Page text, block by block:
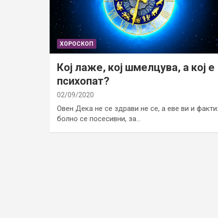
ХОРОСКОП
Кој лаже, кој шмелцува, а кој е
психопат?
02/09/2020
Овен Дека не се здрави не се, а еве ви и факти:
болно се посесивни, за…